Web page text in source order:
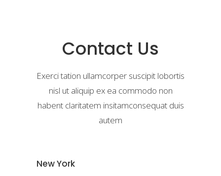
Contact Us
Exerci tation ullamcorper suscipit lobortis
nisl ut aliquip ex ea commodo non
habent claritatem insitamconsequat duis
autem
New York